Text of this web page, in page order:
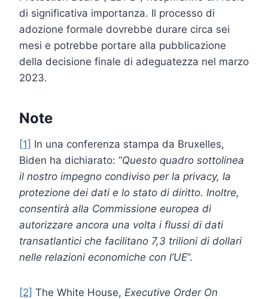
di significativa importanza. Il processo di
adozione formale dovrebbe durare circa sei
mesi e potrebbe portare alla pubblicazione
della decisione finale di adeguatezza nel marzo
2023.
Note
[1] In una conferenza stampa da Bruxelles,
Biden ha dichiarato: “Questo quadro sottolinea
il nostro impegno condiviso per la privacy, la
protezione dei dati e lo stato di diritto. Inoltre,
consentirà alla Commissione europea di
autorizzare ancora una volta i flussi di dati
transatlantici che facilitano 7,3 trilioni di dollari
nelle relazioni economiche con l’UE”.
[2] The White House, Executive Order On